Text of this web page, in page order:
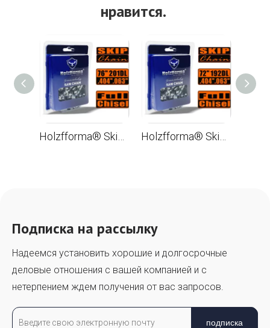
нравится.
Подписка на рассылку
Надеемся установить хорошие и долгосрочные
деловые отношения с вашей компанией и с
нетерпением ждем получения от вас запросов.
подписка